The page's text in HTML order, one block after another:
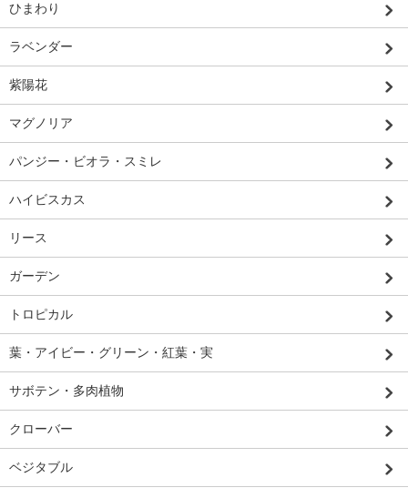
ひまわり
ラベンダー
紫陽花
マグノリア
パンジー・ビオラ・スミレ
ハイビスカス
リース
ガーデン
トロピカル
葉・アイビー・グリーン・紅葉・実
サボテン・多肉植物
クローバー
ベジタブル